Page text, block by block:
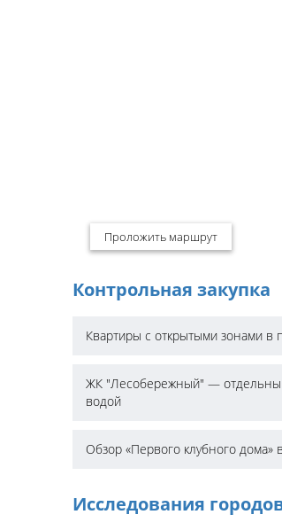
Проложить маршрут
Контрольная закупка
Квартиры с открытыми зонами в
ЖК "Лесобережный" —
водой
Обзор «Первого клубного дома»
Исследования